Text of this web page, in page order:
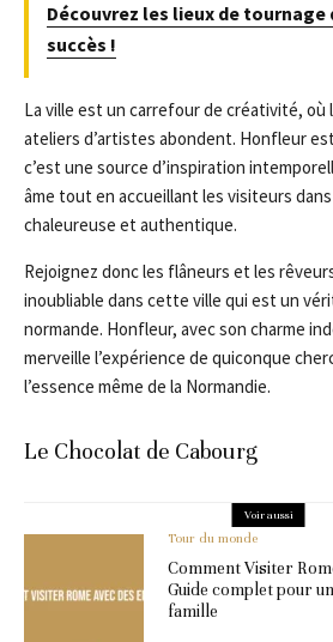
Découvrez les lieux de tournage
succès !
La ville est un carrefour de créativité, où
ateliers d’artistes abondent. Honfleur
c’est une source d’inspiration
âme tout en accueillant les visiteurs
chaleureuse et authentique.
Rejoignez donc les flâneurs et les
inoubliable dans cette ville qui est un
normande. Honfleur, avec son charme
merveille l’expérience de quiconque
l’essence même de la Normandie.
Le Chocolat de Cabourg
Voir aussi
Tour du monde
Comment Visiter
Guide complet pour
famille